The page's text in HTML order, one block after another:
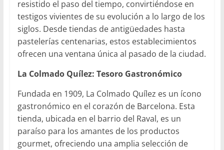
resistido el paso del tiempo, convirtiéndose en
testigos vivientes de su evolución a lo largo de los
siglos. Desde tiendas de antigüedades hasta
pastelerías centenarias, estos establecimientos
ofrecen una ventana única al pasado de la ciudad.
La Colmado Quílez: Tesoro Gastronómico
Fundada en 1909, La Colmado Quílez es un ícono
gastronómico en el corazón de Barcelona. Esta
tienda, ubicada en el barrio del Raval, es un
paraíso para los amantes de los productos
gourmet, ofreciendo una amplia selección de